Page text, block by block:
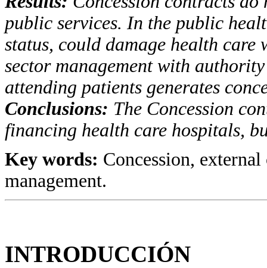
public services. In the public
status, could damage health
sector management with
attending patients generates
Conclusions: The Concession
financing health care hospitals,
Key words: Concession,
management.
INTRODUCCIÓN